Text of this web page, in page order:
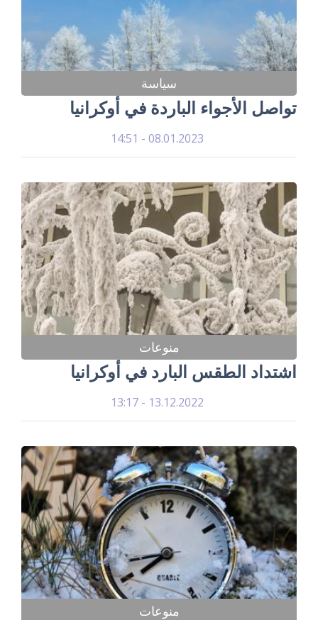
سياسة
تواصل الأجواء الباردة في أوكرانيا
08.01.2023 - 14:51
منوعات
اشتداد الطقس البارد في أوكرانيا
13.12.2022 - 13:17
منوعات